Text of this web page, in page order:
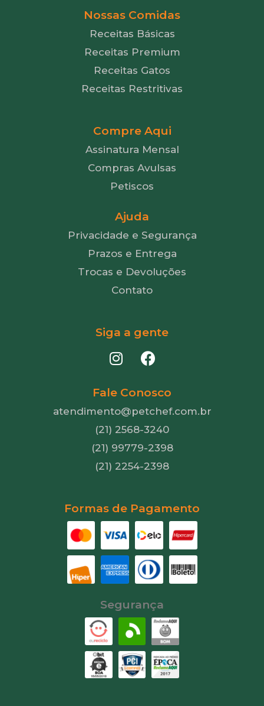
Nossas Comidas
Receitas Básicas
Receitas Premium
Receitas Gatos
Receitas Restritivas
Compre Aqui
Assinatura Mensal
Compras Avulsas
Petiscos
Ajuda
Privacidade e Segurança
Prazos e Entrega
Trocas e Devoluções
Contato
Siga a gente
Fale Conosco
atendimento@petchef.com.br
(21) 2568-3240
(21) 99779-2398
(21) 2254-2398
Formas de Pagamento
Segurança